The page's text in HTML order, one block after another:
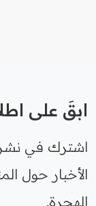
ابقَ على
اشترك في
الأخبار حول
الهجرة.